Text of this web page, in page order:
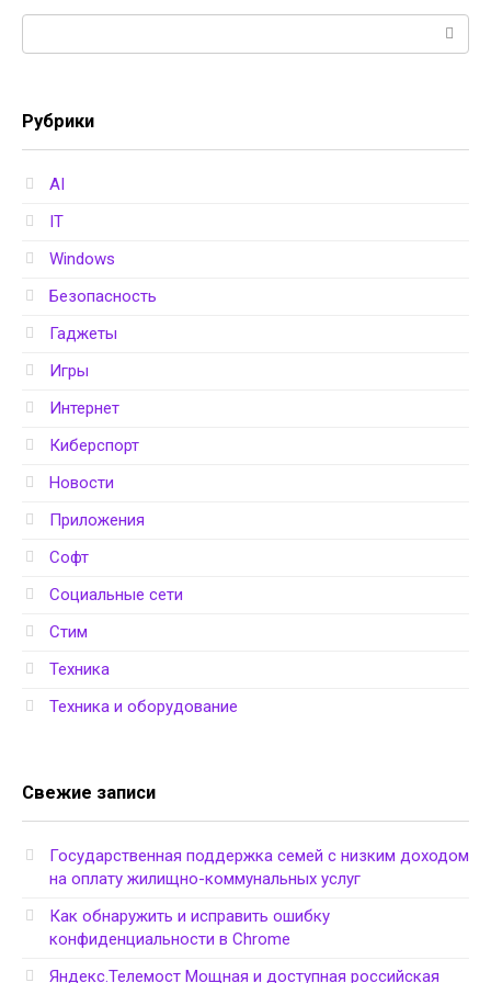
Рубрики
AI
IT
Windows
Безопасность
Гаджеты
Игры
Интернет
Киберспорт
Новости
Приложения
Софт
Социальные сети
Стим
Техника
Техника и оборудование
Свежие записи
Государственная поддержка семей с низким доходом
на оплату жилищно-коммунальных услуг
Как обнаружить и исправить ошибку
конфиденциальности в Chrome
Яндекс.Телемост Мощная и доступная российская